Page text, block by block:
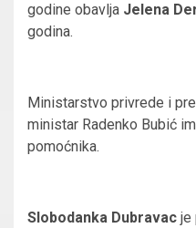
godine obavlja Jelena
godina.
Ministarstvo privrede i
ministar Radenko Bubić
pomoćnika.
Slobodanka Dubravac je